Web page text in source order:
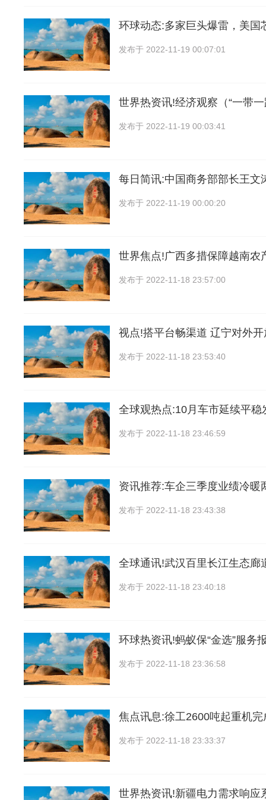
环球动态:多家巨头爆雷，美国
发布于 2022-11-19 00:07:01
世界热资讯!经济观察（“一带一
发布于 2022-11-19 00:03:41
每日简讯:中国商务部部长王文
发布于 2022-11-19 00:00:20
世界焦点!广西多措保障越南农
发布于 2022-11-18 23:57:00
视点!搭平台畅渠道 辽宁对外
发布于 2022-11-18 23:53:40
全球观热点:10月车市延续平稳
发布于 2022-11-18 23:46:59
资讯推荐:车企三季度业绩冷暖
发布于 2022-11-18 23:43:38
全球通讯!武汉百里长江生态廊
发布于 2022-11-18 23:40:18
环球热资讯!蚂蚁保“金选”服务
发布于 2022-11-18 23:36:58
焦点讯息:徐工2600吨起重机
发布于 2022-11-18 23:33:37
世界热资讯!新疆电力需求响应